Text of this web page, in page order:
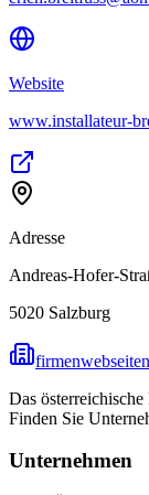
Website
www.installateur-
Adresse
Andreas-Hofer-
5020 Salzburg
Das
Finden Sie
Unternehmen